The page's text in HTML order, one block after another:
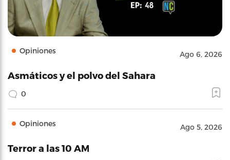
Opiniones Ago 6, 2026
Asmáticos y el polvo del Sahara
0
Opiniones Ago 5, 2026
Terror a las 10 AM